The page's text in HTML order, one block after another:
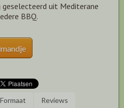
geselecteerd uit Mediterane
BBQ.
Formaat Reviews